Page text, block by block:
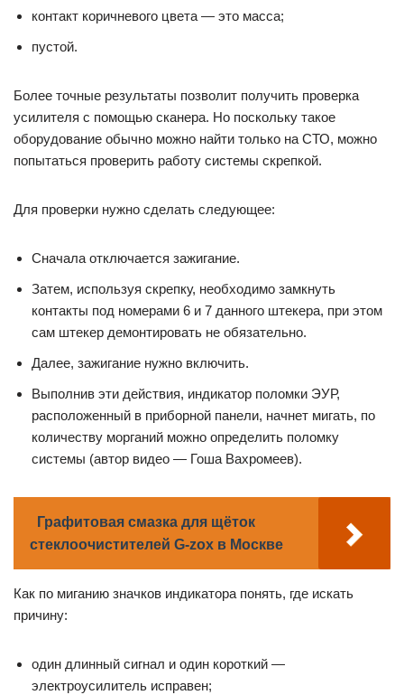
контакт коричневого цвета — это масса;
пустой.
Более точные результаты позволит получить проверка
усилителя с помощью сканера. Но поскольку такое
оборудование обычно можно найти только на СТО, можно
попытаться проверить работу системы скрепкой.
Для проверки нужно сделать следующее:
Сначала отключается зажигание.
Затем, используя скрепку, необходимо замкнуть
контакты под номерами 6 и 7 данного штекера, при этом
сам штекер демонтировать не обязательно.
Далее, зажигание нужно включить.
Выполнив эти действия, индикатор поломки ЭУР,
расположенный в приборной панели, начнет мигать, по
количеству морганий можно определить поломку
системы (автор видео — Гоша Вахромеев).
Графитовая смазка для щёток
стеклоочистителей G-zox в Москве
Как по миганию значков индикатора понять, где искать
причину:
один длинный сигнал и один короткий —
электроусилитель исправен;